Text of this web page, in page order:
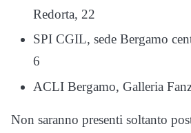
Redorta, 22
SPI CGIL, sede Bergamo
6
ACLI Bergamo, Galleria
Non saranno presenti soltanto